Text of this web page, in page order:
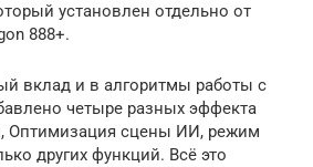
установлен отдельно от
888+.
вклад и в алгоритмы работы с
четыре разных эффекта
Оптимизация сцены ИИ, режим
других функций. Всё это